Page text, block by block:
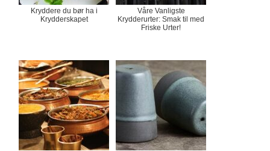
Kryddere du bør ha i
Krydderskapet
Våre Vanligste
Krydderurter: Smak til med
Friske Urter!